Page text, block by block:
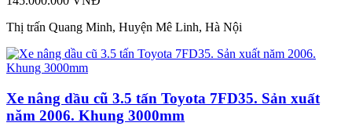
Thị trấn Quang Minh, Huyện Mê Linh, Hà Nội
Xe nâng dầu cũ 3.5 tấn Toyota 7FD35. Sản xuất
năm 2006. Khung 3000mm